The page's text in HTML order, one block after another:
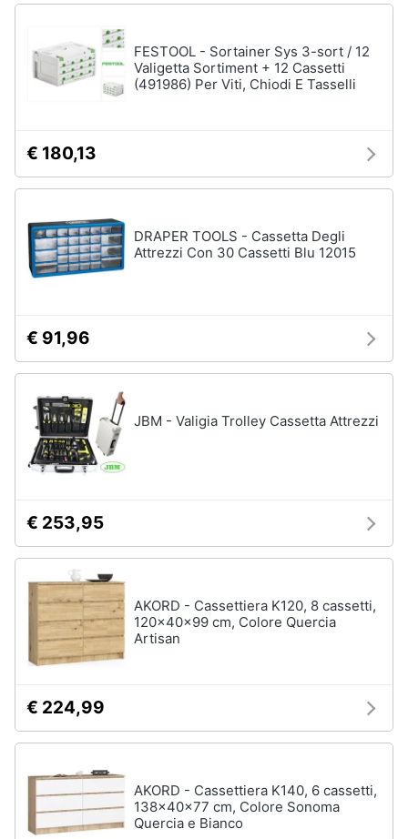
FESTOOL - Sortainer Sys 3-sort / 12
Valigetta Sortiment + 12 Cassetti
(491986) Per Viti, Chiodi E Tasselli
€ 180,13
DRAPER TOOLS - Cassetta Degli
Attrezzi Con 30 Cassetti Blu 12015
€ 91,96
JBM - Valigia Trolley Cassetta Attrezzi
€ 253,95
AKORD - Cassettiera K120, 8 cassetti,
120x40x99 cm, Colore Quercia
Artisan
€ 224,99
AKORD - Cassettiera K140, 6 cassetti,
138x40x77 cm, Colore Sonoma
Quercia e Bianco